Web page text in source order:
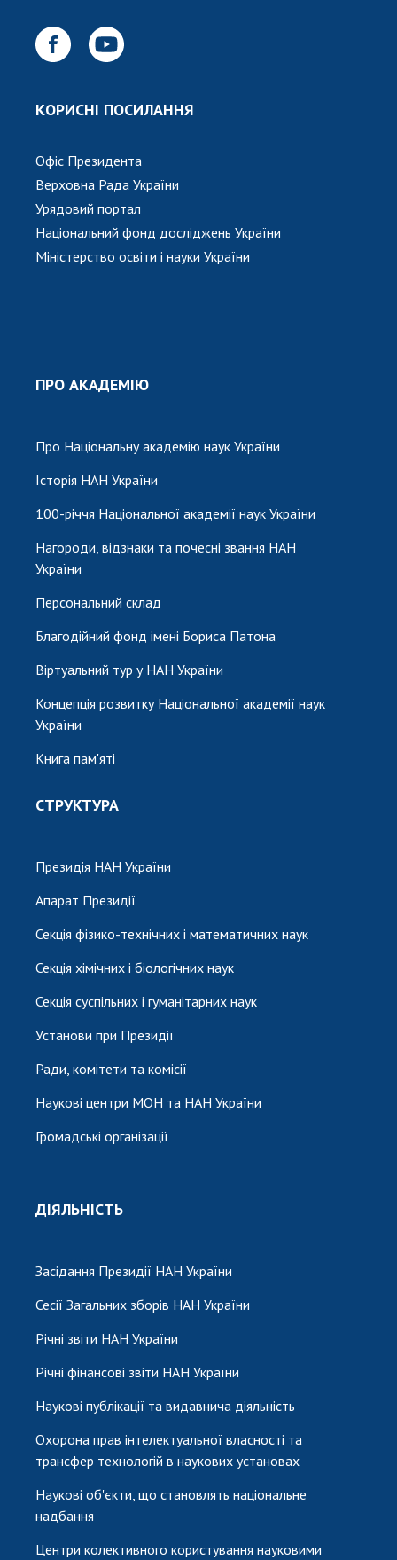
КОРИСНІ ПОСИЛАННЯ
Офіс Президента
Верховна Рада України
Урядовий портал
Національний фонд досліджень України
Міністерство освіти і науки України
ПРО АКАДЕМІЮ
Про Національну академію наук України
Історія НАН України
100-річчя Національної академії наук України
Нагороди, відзнаки та почесні звання НАН
України
Персональний склад
Благодійний фонд імені Бориса Патона
Віртуальний тур у НАН України
Концепція розвитку Національної академії наук
України
Книга пам'яті
СТРУКТУРА
Президія НАН України
Апарат Президії
Секція фізико-технічних і математичних наук
Секція хімічних і біологічних наук
Секція суспільних і гуманітарних наук
Установи при Президії
Ради, комітети та комісії
Наукові центри МОН та НАН України
Громадські організації
ДІЯЛЬНІСТЬ
Засідання Президії НАН України
Сесії Загальних зборів НАН України
Річні звіти НАН України
Річні фінансові звіти НАН України
Наукові публікації та видавнича діяльність
Охорона прав інтелектуальної власності та
трансфер технологій в наукових установах
Наукові об'єкти, що становлять національне
надбання
Центри колективного користування науковими